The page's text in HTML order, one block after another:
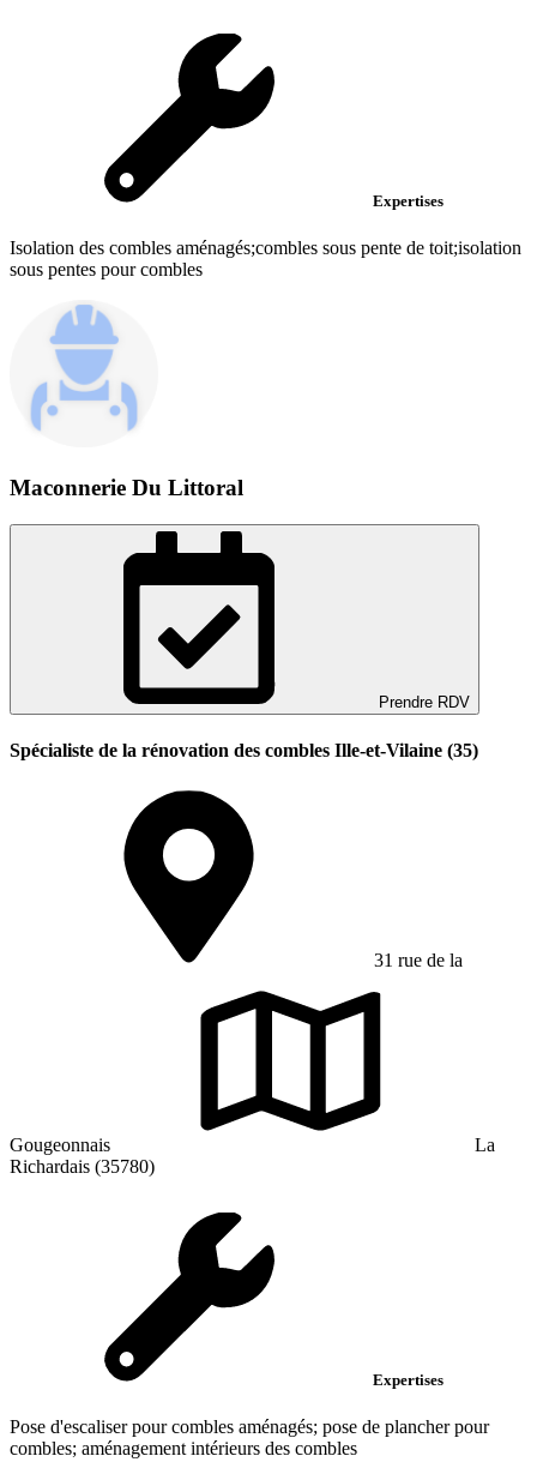
Expertises
Isolation des combles aménagés;combles sous pente de toit;isolation
sous pentes pour combles
Maconnerie Du Littoral
Prendre RDV
Spécialiste de la rénovation des combles Ille-et-Vilaine (35)
31 rue de la
Gougeonnais
La
Richardais (35780)
Expertises
Pose d'escaliser pour combles aménagés; pose de plancher pour
combles; aménagement intérieurs des combles